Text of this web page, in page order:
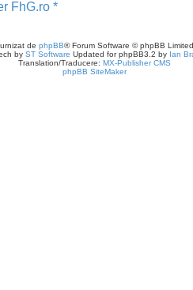
FhG.ro *
Contactează-ne
de phpBB® Forum Software © phpBB Limited
by ST Software Updated for phpBB3.2 by Ian
Translation/Traducere: MX-Publisher CMS
phpBB SiteMaker